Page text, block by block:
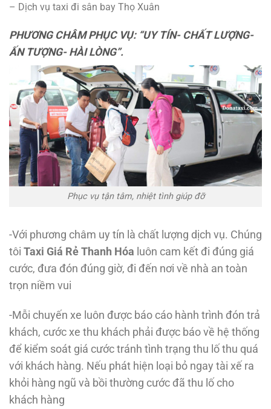
– Dịch vụ taxi đi sân bay Thọ Xuân
PHƯƠNG CHÂM PHỤC VỤ: “UY TÍN- CHẤT LƯỢNG-
ẤN TƯỢNG- HÀI LÒNG”.
Phục vụ tận tâm, nhiệt tình giúp đỡ
-Với phương châm uy tín là chất lượng dịch vụ. Chúng
tôi Taxi Giá Rẻ Thanh Hóa luôn cam kết đi đúng giá
cước, đưa đón đúng giờ, đi đến nơi về nhà an toàn
trọn niềm vui
-Mỗi chuyến xe luôn được báo cáo hành trình đón trả
khách, cước xe thu khách phải được báo về hệ thống
để kiểm soát giá cước tránh tình trạng thu lố thu quá
với khách hàng. Nếu phát hiện loại bỏ ngay tài xế ra
khỏi hàng ngũ và bồi thường cước đã thu lố cho
khách hàng